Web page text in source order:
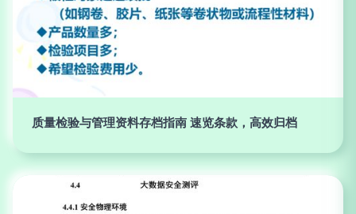
质量检验与管理资料存档指南 速览条款，高效归档